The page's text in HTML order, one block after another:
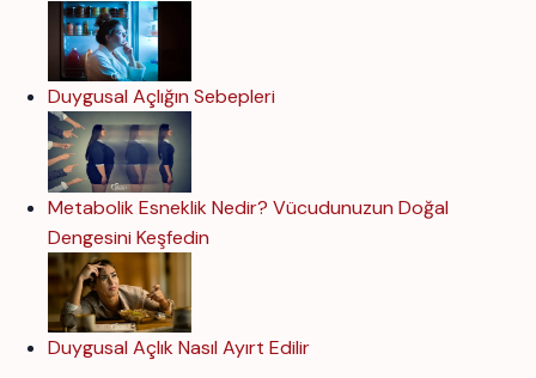
Duygusal Açlığın Sebepleri
Metabolik Esneklik Nedir? Vücudunuzun Doğal
Dengesini Keşfedin
Duygusal Açlık Nasıl Ayırt Edilir